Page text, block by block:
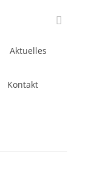
Aktuelles
Kontakt